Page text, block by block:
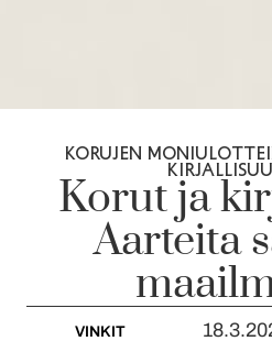
KORUJEN
Korut ja
Aarteita
VINKIT